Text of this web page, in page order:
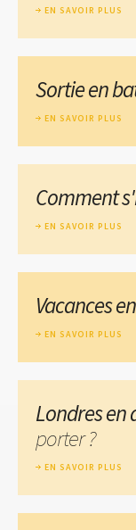
EN SAVOIR PLUS
Sortie en
EN SAVOIR PLUS
Comment
EN SAVOIR PLUS
Vacances
EN SAVOIR PLUS
Londres en
porter ?
EN SAVOIR PLUS